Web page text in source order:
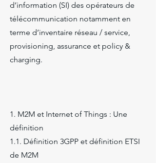
d’information (SI) des opérateurs de
télécommunication notamment en
terme d’inventaire réseau / service,
provisioning, assurance et policy &
charging.
1. M2M et Internet of Things : Une
définition
1.1. Définition 3GPP et définition ETSI
de M2M